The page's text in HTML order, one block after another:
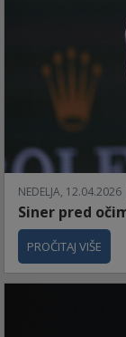
NEDELJA,
Siner pred
PROČITAJ VIŠE